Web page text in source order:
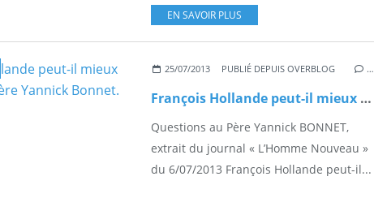
EN SAVOIR PLUS
25/07/2013 PUBLIÉ DEPUIS OVERBLOG …
François Hollande peut-il mieux faire ? par le père Yannick Bonnet.
Questions au Père Yannick BONNET,
extrait du journal « L’Homme Nouveau »
du 6/07/2013 François Hollande peut-il...